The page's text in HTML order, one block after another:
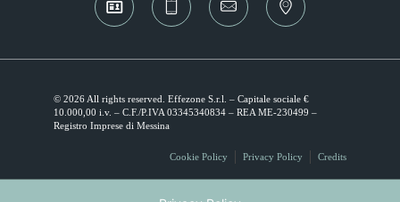
© 2026 All rights reserved. Effezone S.r.l. – Capitale sociale €
10.000,00 i.v. – C.F./P.IVA 03345340834 – REA ME-230499 –
Registro Imprese di Messina
Cookie Policy Privacy Policy Credits